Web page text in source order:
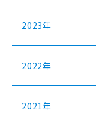
2023年
2022年
2021年